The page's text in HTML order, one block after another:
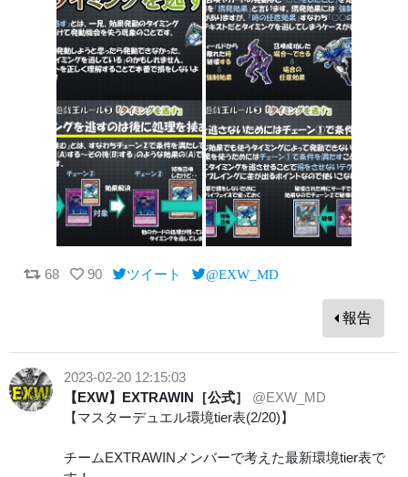
68 90 ツイート @EXW_MD
報告
2023-02-20 12:15:03
【EXW】EXTRAWIN［公式］
@EXW_MD
【マスターデュエル環境tier表(2/20)】
チームEXTRAWINメンバーで考えた最新環境tier表で